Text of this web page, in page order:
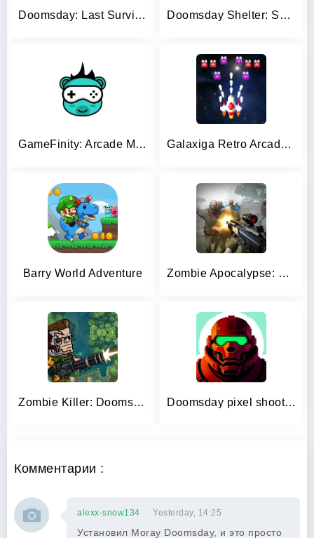
Doomsday: Last Survivors Doomsday Shelter: Survival
GameFinity: Arcade Mini games Galaxiga Retro Arcade Action
Barry World Adventure Zombie Apocalypse: Doomsday-Z
Zombie Killer: Doomsday Hero Doomsday pixel shooter 3d
Комментарии :
alexx-snow134 Yesterday, 14:25
Установил Moray Doomsday, и это просто